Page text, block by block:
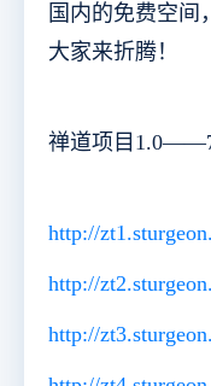
国内的免费空间
大家来折腾！
禅道项目
http://
http://
http://